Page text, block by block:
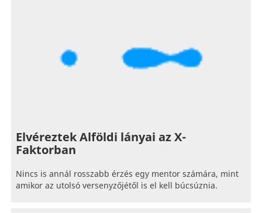
Elvéreztek Alföldi lányai az X-
Faktorban
Nincs is annál rosszabb érzés egy mentor számára, mint
amikor az utolsó versenyzőjétől is el kell búcsúznia.